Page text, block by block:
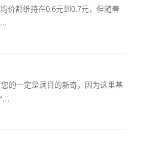
价都维持在0.6元到0.7元，但随着
…
的一定是满目的新奇，因为这里基